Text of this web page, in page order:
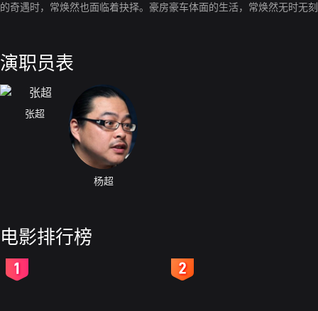
的奇遇时，常焕然也面临着抉择。豪房豪车体面的生活，常焕然无时无
演职员表
张超
杨超
电影排行榜